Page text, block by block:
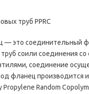
труб PPRC
это соединительный
соили соединения со
соединение
фланец производится
Propylene Random